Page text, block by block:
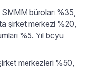
büroları %35,
şirket merkezi %20,
%5. Yıl boyu
merkezleri %50,